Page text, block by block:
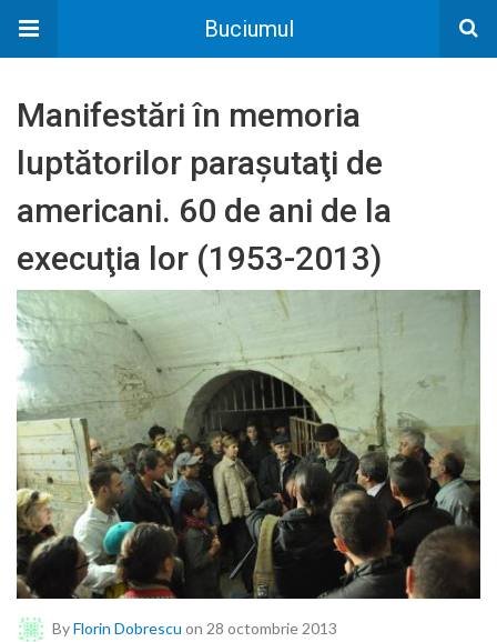
Buciumul
Manifestări în memoria
luptătorilor paraşutaţi de
americani. 60 de ani de la
execuţia lor (1953-2013)
ByFlorin Dobrescu on 28 octombrie 2013